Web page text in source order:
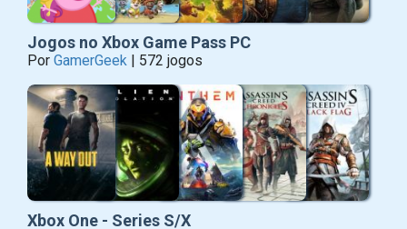
Jogos no Xbox Game Pass PC
Por GamerGeek | 572 jogos
Xbox One - Series S/X